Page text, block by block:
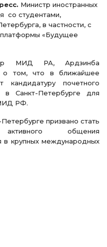
Министр иностранных
со студентами,
в частности, с
«Будущее
МИД РА, Ардзинба
о том, что в ближайшее
кандидатуру почетного
в Санкт-Петербурге для
РФ.
призвано стать
общения
в крупных международных